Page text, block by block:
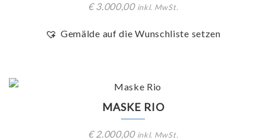
€3.000,00 inkl. MwSt.
Gemälde auf die Wunschliste setzen
MASKE RIO
€2.000,00 inkl. MwSt.